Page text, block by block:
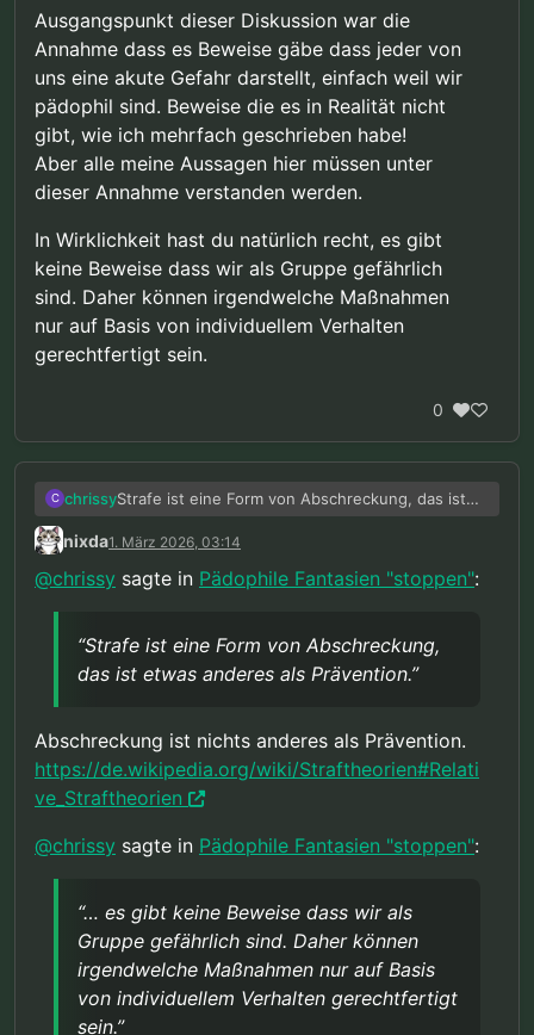
@chrissysagte in Pädophile Fantasien "stoppen"
“Wenn von einer Person …”
Da kommen wir der Sache schon näher.
störte mich v. a. an der Aussage:“… jeder von uns
…”.
Wenndas Verhalteneiner Person, Anlaß zu der
(nicht abstrakte!) Eigen- oder Fremdgefährdung
vorliegt, können - sofern keine milderen Mittel zur
Verfügung stehen - auch freiheitsentziehende
Maßnahmen, temporär, (bzw. solange eine
konkrete Gefahr tatsächlich besteht) im Einzelfall
angemessen und gerechtfertigt sein. Diese
Einschätzung beschränkt sich aber auf das
Bevölkerungsgruppen geschlossen werden.
Ausgangspunkt dieser Diskussion war die
Annahme dass es Beweise gäbe dass jeder von
uns eine akute Gefahr darstellt, einfach weil wir
pädophil sind. Beweise die es in Realität nicht
gibt, wie ich mehrfach geschrieben habe!
Aber alle meine Aussagen hier müssen unter
dieser Annahme verstanden werden.
In Wirklichkeit hast du natürlich recht, es gibt
keine Beweise dass wir als Gruppe gefährlich
sind. Daher können irgendwelche Maßnahmen
nur auf Basis von individuellem Verhalten
gerechtfertigt sein.
0
C chrissyStrafe ist eine Form von Abschreckung, das ist
etwas anderes als Prävention.
Ausgangspunkt dieser Diskussion war die
uns eine akute Gefahr darstellt, einfach weil wir
gibt, wie ich mehrfach geschrieben habe!
Aber alle meine Aussagen hier müssen unter
dieser Annahme verstanden werden.
In Wirklichkeit hast du natürlich recht, es gibt
sind. Daher können irgendwelche Maßnahmen
nur auf Basis von individuellem Verhalten
gerechtfertigt sein.
nixda1. März 2026, 03:14
@chrissy sagte in Pädophile Fantasien "stoppen":
“Strafe ist eine Form von Abschreckung,
das ist etwas anderes als Prävention.”
Abschreckung ist nichts anderes als Prävention.
https://de.wikipedia.org/wiki/Straftheorien#Relati
ve_Straftheorien
@chrissy sagte in Pädophile Fantasien "stoppen":
“… es gibt keine Beweise dass wir als
Gruppe gefährlich sind. Daher können
irgendwelche Maßnahmen nur auf Basis
von individuellem Verhalten gerechtfertigt
sein.”